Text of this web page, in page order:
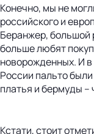
Конечно, мы не
российского и
Беранжер, большой
больше любят
новорожденных. И
России пальто
платья и бермуды –
Кстати, стоит